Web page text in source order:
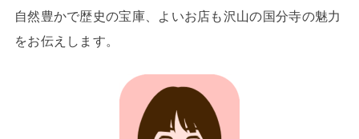
自然豊かで歴史の宝庫、よいお店も沢山の国分寺の魅力
をお伝えします。